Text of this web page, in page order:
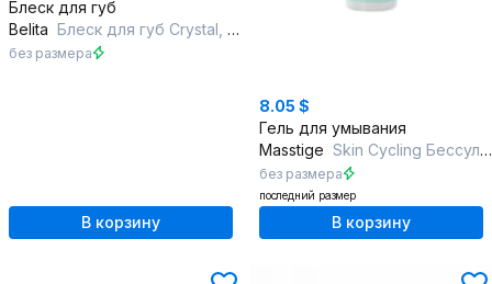
Блеск для губ
Belita Блеск для губ Crystal, тон 04 (1,Beauty Lips)
без размера
В корзину
8.05 $
Гель для умывания
Masstige Skin Cycling Бессульфатный гель для умывания
без размера
последний размер
В корзину